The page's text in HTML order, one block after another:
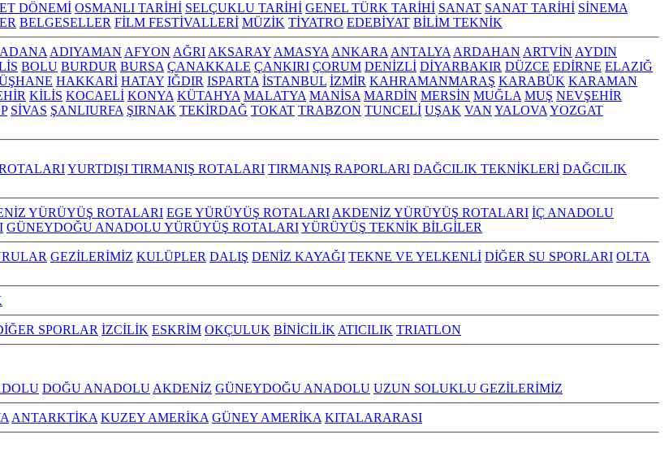
DÖNEMİ OSMANLI TARİHİ SELÇUKLU TARİHİ GENEL TÜRK TARİHİ SANAT SANAT TARİHİ SİNEMA
BELGESELLER FİLM FESTİVALLERİ MÜZİK TİYATRO EDEBİYAT BİLİM TEKNİK
ADANA ADIYAMAN AFYON AĞRI AKSARAY AMASYA ANKARA ANTALYA ARDAHAN ARTVİN AYDIN
BOLU BURDUR BURSA ÇANAKKALE ÇANKIRI ÇORUM DENİZLİ DİYARBAKIR DÜZCE EDİRNE ELAZIĞ
HAKKARİ HATAY IĞDIR ISPARTA İSTANBUL İZMİR KAHRAMANMARAŞ KARABÜK KARAMAN
KİLİS KOCAELİ KONYA KÜTAHYA MALATYA MANİSA MARDİN MERSİN MUĞLA MUŞ NEVŞEHİR
SİVAS ŞANLIURFA ŞIRNAK TEKİRDAĞ TOKAT TRABZON TUNCELİ UŞAK VAN YALOVA YOZGAT
YURTDIŞI TIRMANIŞ ROTALARI TIRMANIŞ RAPORLARI DAĞCILIK TEKNİKLERİ DAĞCILIK
YÜRÜYÜŞ ROTALARI EGE YÜRÜYÜŞ ROTALARI AKDENİZ YÜRÜYÜŞ ROTALARI İÇ ANADOLU
GÜNEYDOĞU ANADOLU YÜRÜYÜŞ ROTALARIYÜRÜYÜŞ TEKNİK BİLGİLER
GEZİLERİMİZ KULÜPLER DALIŞ DENİZ KAYAĞI TEKNE VE YELKENLİ DİĞER SU SPORLARI OLTA
SPORLAR İZCİLİK ESKRİM OKÇULUK BİNİCİLİK ATICILIK TRIATLON
DOĞU ANADOLU AKDENİZ GÜNEYDOĞU ANADOLU UZUN SOLUKLU GEZİLERİMİZ
ANTARKTİKA KUZEY AMERİKA GÜNEY AMERİKA KITALARARASI